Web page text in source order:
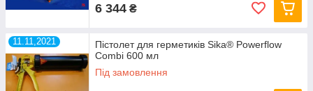
6 344 ₴
11.11,2021
Пістолет для герметиків Sika® Powerflow
Combi 600 мл
Під замовлення